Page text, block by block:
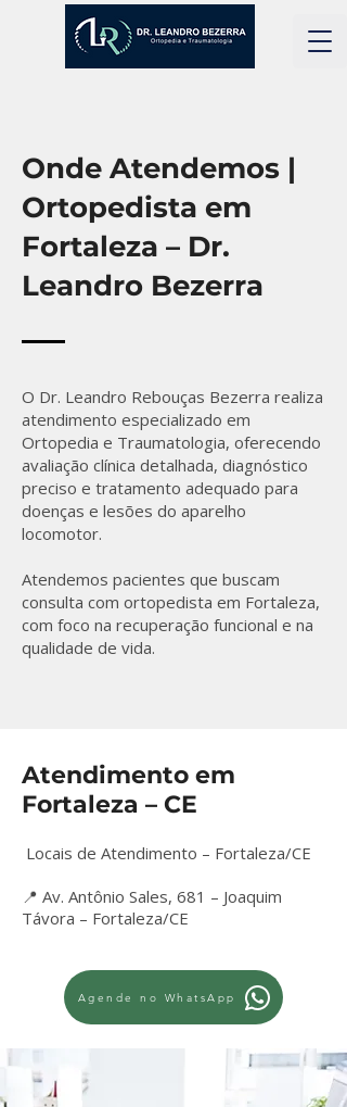
Onde Atendemos |
Ortopedista em
Fortaleza – Dr.
Leandro Bezerra
O Dr. Leandro Rebouças Bezerra realiza
atendimento especializado em
Ortopedia e Traumatologia, oferecendo
avaliação clínica detalhada, diagnóstico
preciso e tratamento adequado para
doenças e lesões do aparelho
locomotor.
Atendemos pacientes que buscam
consulta com ortopedista em Fortaleza,
com foco na recuperação funcional e na
qualidade de vida.
Atendimento em
Fortaleza – CE
Locais de Atendimento – Fortaleza/CE
📍 Av. Antônio Sales, 681 – Joaquim
Távora – Fortaleza/CE
Agende no WhatsApp